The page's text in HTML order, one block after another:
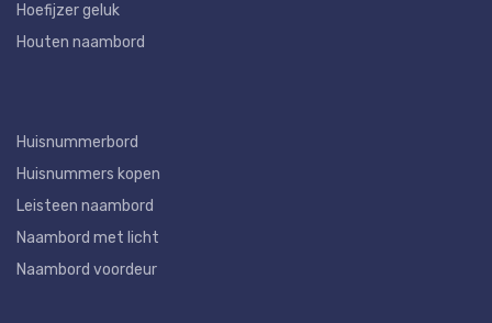
Hoefijzer geluk
Houten naambord
Huisnummerbord
Huisnummers kopen
Leisteen naambord
Naambord met licht
Naambord voordeur